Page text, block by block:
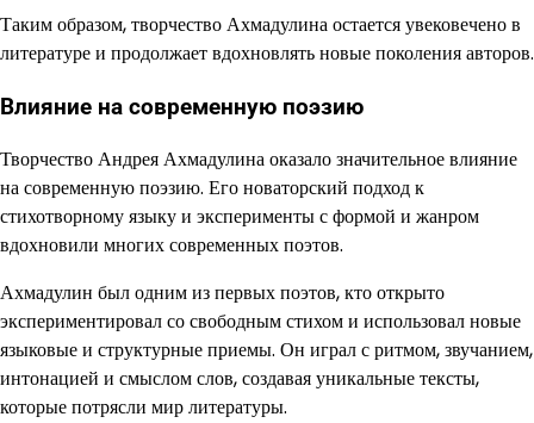
Таким образом, творчество Ахмадулина остается увековечено в
литературе и продолжает вдохновлять новые поколения авторов.
Влияние на современную поэзию
Творчество Андрея Ахмадулина оказало значительное влияние
на современную поэзию. Его новаторский подход к
стихотворному языку и эксперименты с формой и жанром
вдохновили многих современных поэтов.
Ахмадулин был одним из первых поэтов, кто открыто
экспериментировал со свободным стихом и использовал новые
языковые и структурные приемы. Он играл с ритмом, звучанием,
интонацией и смыслом слов, создавая уникальные тексты,
которые потрясли мир литературы.